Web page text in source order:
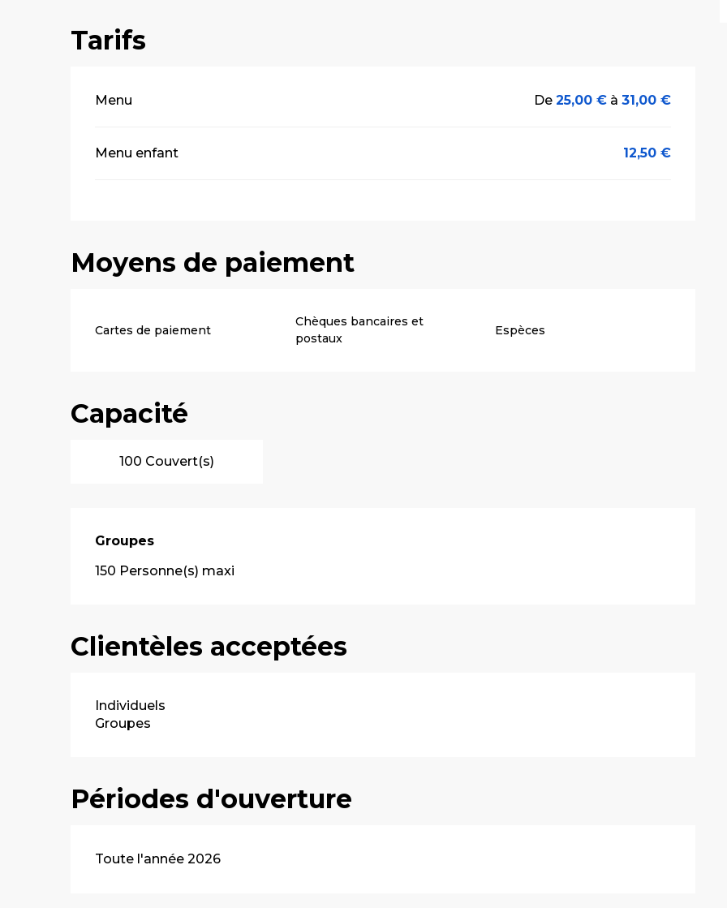
Tarifs
Tarifs 2026
Menu De25,00 € à31,00 €
Menu enfant 12,50 €
Moyens de paiement
Cartes de paiement
Chèques bancaires et
postaux
Espèces
Capacité
100 Couvert(s)
Groupes
Groupes
150 Personne(s) maxi
Clientèles acceptées
Individuels
Groupes
Périodes d'ouverture
Toute l'année 2026